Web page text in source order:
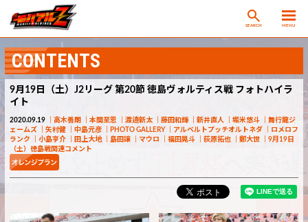
SEARCH MENU
CONTENTS
9月19日（土）J2リーグ 第20節 徳島ヴォルティス戦 フォトハイラ
イト
2020.09.19 高木善朗 本間至恩 渡邉新太 藤田和輝 新井直人 堀米悠斗
舞行龍ジ
ェームズ
矢村健 中島元彦 PHOTO GALLERY アルベルトプッチオルトネダ
ロメロフ
ランク
小島亨介 田上大地 島田譲 マウロ 福田晃斗 荻原拓也 鄭大世
9月19日
（土）徳島戦関連コメント